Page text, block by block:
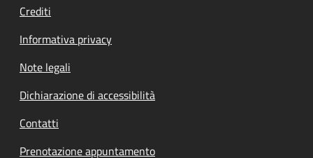
Crediti
Informativa privacy
Note legali
Dichiarazione di accessibilità
Contatti
Prenotazione appuntamento